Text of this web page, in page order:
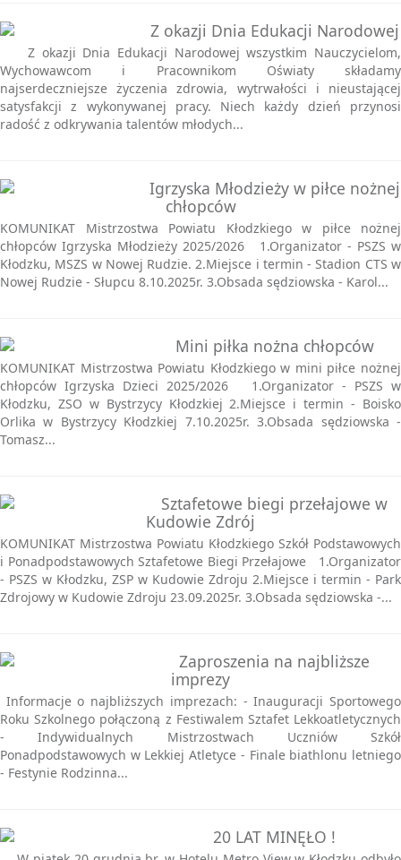
Z okazji Dnia Edukacji Narodowej
Z okazji Dnia Edukacji Narodowej wszystkim Nauczycielom,
Wychowawcom i Pracownikom Oświaty składamy
najserdeczniejsze życzenia zdrowia, wytrwałości i nieustającej
satysfakcji z wykonywanej pracy. Niech każdy dzień przynosi
radość z odkrywania talentów młodych...
Igrzyska Młodzieży w piłce nożnej
chłopców
KOMUNIKAT Mistrzostwa Powiatu Kłodzkiego w piłce nożnej
chłopców Igrzyska Młodzieży 2025/2026 1.Organizator - PSZS w
Kłodzku, MSZS w Nowej Rudzie. 2.Miejsce i termin - Stadion CTS w
Nowej Rudzie - Słupcu 8.10.2025r. 3.Obsada sędziowska - Karol...
Mini piłka nożna chłopców
KOMUNIKAT Mistrzostwa Powiatu Kłodzkiego w mini piłce nożnej
chłopców Igrzyska Dzieci 2025/2026 1.Organizator - PSZS w
Kłodzku, ZSO w Bystrzycy Kłodzkiej 2.Miejsce i termin - Boisko
Orlika w Bystrzycy Kłodzkiej 7.10.2025r. 3.Obsada sędziowska -
Tomasz...
Sztafetowe biegi przełajowe w
Kudowie Zdrój
KOMUNIKAT Mistrzostwa Powiatu Kłodzkiego Szkół Podstawowych
i Ponadpodstawowych Sztafetowe Biegi Przełajowe 1.Organizator
- PSZS w Kłodzku, ZSP w Kudowie Zdroju 2.Miejsce i termin - Park
Zdrojowy w Kudowie Zdroju 23.09.2025r. 3.Obsada sędziowska -...
Zaproszenia na najbliższe
imprezy
Informacje o najbliższych imprezach: - Inauguracji Sportowego
Roku Szkolnego połączoną z Festiwalem Sztafet Lekkoatletycznych
- Indywidualnych Mistrzostwach Uczniów Szkół
Ponadpodstawowych w Lekkiej Atletyce - Finale biathlonu letniego
- Festynie Rodzinna...
20 LAT MINĘŁO !